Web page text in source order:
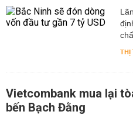
THỊ
Vietcombank mua lại
bến Bạch Đằng